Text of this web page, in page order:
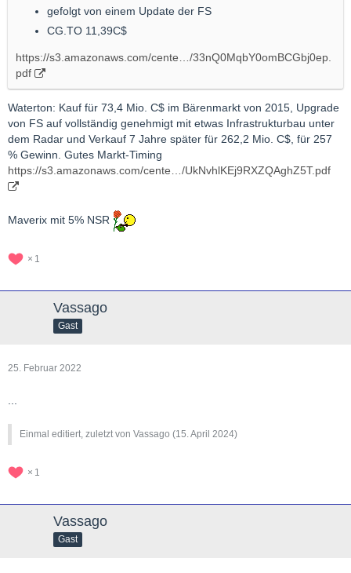
gefolgt von einem Update der FS
CG.TO 11,39C$
https://s3.amazonaws.com/cente…/33nQ0MqbY0omBCGbj0ep.
pdf
Waterton: Kauf für 73,4 Mio. C$ im Bärenmarkt von 2015, Upgrade
von FS auf vollständig genehmigt mit etwas Infrastrukturbau unter
dem Radar und Verkauf 7 Jahre später für 262,2 Mio. C$, für 257
% Gewinn. Gutes Markt-Timing
https://s3.amazonaws.com/cente…/UkNvhlKEj9RXZQAghZ5T.pdf
Maverix mit 5% NSR
1
Vassago
Gast
25. Februar 2022
Einmal editiert, zuletzt von Vassago (15. April 2024)
1
Vassago
Gast